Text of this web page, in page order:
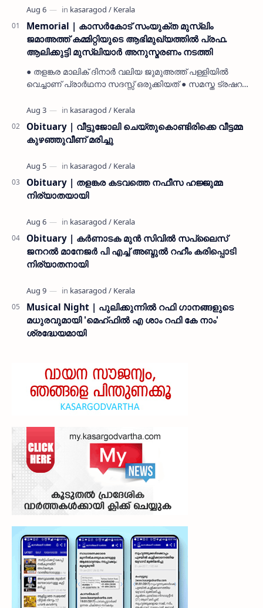
Memorial | കാസർകോട് സംയുക്ത മുസ്ലിം
ജമാഅത്ത് കമ്മിറ്റിയുടെ ആഭിമുഖ്യത്തിൽ പ്രഫ.
ആലിക്കുട്ടി മുസ്ലിയാർ അനുസ്മരണം നടത്തി
● തളങ്കര മാലിക് ദിനാർ വലിയ ജുമുഅത്ത് പള്ളിയിൽ
വെച്ചാണ് പ്രാർഥനാ സദസ്സ് ഒരുക്കിയത് ● സമസ്ത ട്രഷറർ
നൽകി കാസ…
Obituary | വീട്ടുജോലി ചെയ്തുകൊണ്ടിരിക്കെ വീട്ടമ്മ
കുഴഞ്ഞുവീണ് മരിച്ചു
Obituary | തളങ്കര കടവത്തെ നഫീസ ഹജ്ജുമ്മ
നിര്യാതയായി
Obituary | കർണാടക മുൻ സിവില്‍ സപ്ലൈസ്
ജനറൽ മാനേജർ പി എച്ച് അബ്ദുൽ റഹീം കരിപ്പൊടി
നിര്യാതനായി
Musical Night | പുലിക്കുന്നിൽ റഫി ഗാനങ്ങളുടെ
മധുരവുമായി 'മെഹ്ഫിൽ എ ശാം റഫി കേ നാം'
ശ്രദ്ധേയമായി